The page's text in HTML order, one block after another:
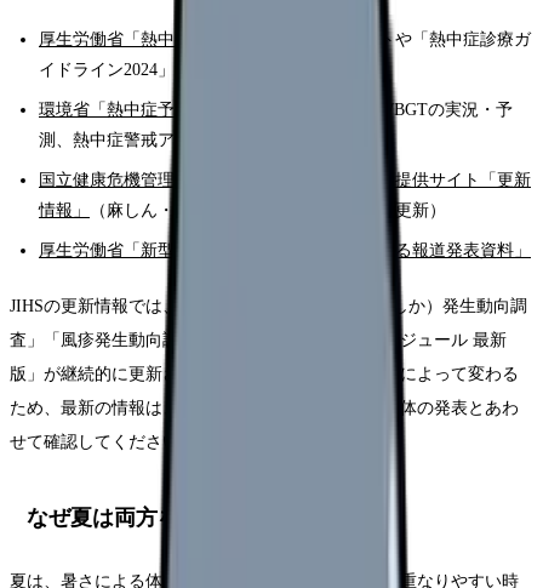
厚生労働省「熱中症関連情報」
（リーフレットや「熱中症診療ガ
イドライン2024」を掲載）
環境省「熱中症予防情報サイト」
（暑さ指数WBGTの実況・予
測、熱中症警戒アラート）
国立健康危機管理研究機構（JIHS）感染症情報提供サイト「更新
情報」
（麻しん・風しんの発生動向調査などを更新）
厚生労働省「新型コロナウイルス感染症に関する報道発表資料」
JIHSの更新情報では、2026年6月時点で「麻疹（はしか）発生動向調
査」「風疹発生動向調査」や「日本の予防接種スケジュール 最新
版」が継続的に更新されています。流行状況は時期によって変わる
ため、最新の情報は、勤務先の感染対策部門や自治体の発表とあわ
せて確認してください。
なぜ夏は両方を同時に見るのか
夏は、暑さによる体調の崩れと、季節性の感染症が重なりやすい時